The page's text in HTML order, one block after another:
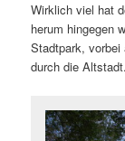
Wirklich viel hat
herum hingegen
Stadtpark,
durch die